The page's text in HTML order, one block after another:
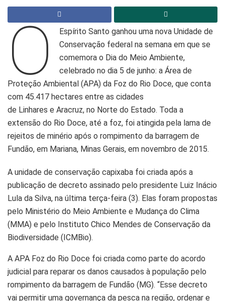
O
Espírito Santo ganhou uma nova Unidade de
Conservação federal na semana em que se
comemora o Dia do Meio Ambiente,
celebrado no dia 5 de junho: a Área de
Proteção Ambiental (APA) da Foz do Rio Doce, que conta
com 45.417 hectares entre as cidades
de Linhares e Aracruz, no Norte do Estado. Toda a
extensão do Rio Doce, até a foz, foi atingida pela lama de
rejeitos de minério após o rompimento da barragem de
Fundão, em Mariana, Minas Gerais, em novembro de 2015.
A unidade de conservação capixaba foi criada após a
publicação de decreto assinado pelo presidente Luiz Inácio
Lula da Silva, na última terça-feira (3). Elas foram propostas
pelo Ministério do Meio Ambiente e Mudança do Clima
(MMA) e pelo Instituto Chico Mendes de Conservação da
Biodiversidade (ICMBio).
A APA Foz do Rio Doce foi criada como parte do acordo
judicial para reparar os danos causados à população pelo
rompimento da barragem de Fundão (MG). “Esse decreto
vai permitir uma governança da pesca na região, ordenar e